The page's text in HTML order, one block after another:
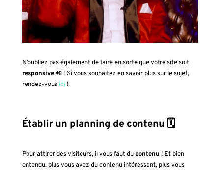
N’oubliez pas également de faire en sorte que votre site soit
responsive📲 ! Si vous souhaitez en savoir plus sur le sujet,
rendez-vousici!
Établir un planning de contenu 🗓
Pour attirer des visiteurs, il vous faut ducontenu ! Et bien
entendu, plus vous avez du contenu intéressant, plus vous